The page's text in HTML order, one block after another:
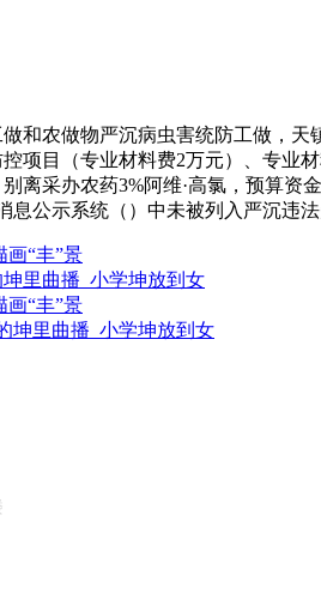
农做物严沉病虫害统防工做，天
项目（专业材料费2万元）、专业
离采办农药3%阿维·高氯，预算
息公示系统（）中未被列入严沉违
画“丰”景
里曲播_小学坤放到女
画“丰”景
坤里曲播_小学坤放到女